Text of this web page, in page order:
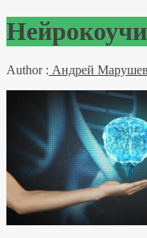
Author : Андрей Марушев